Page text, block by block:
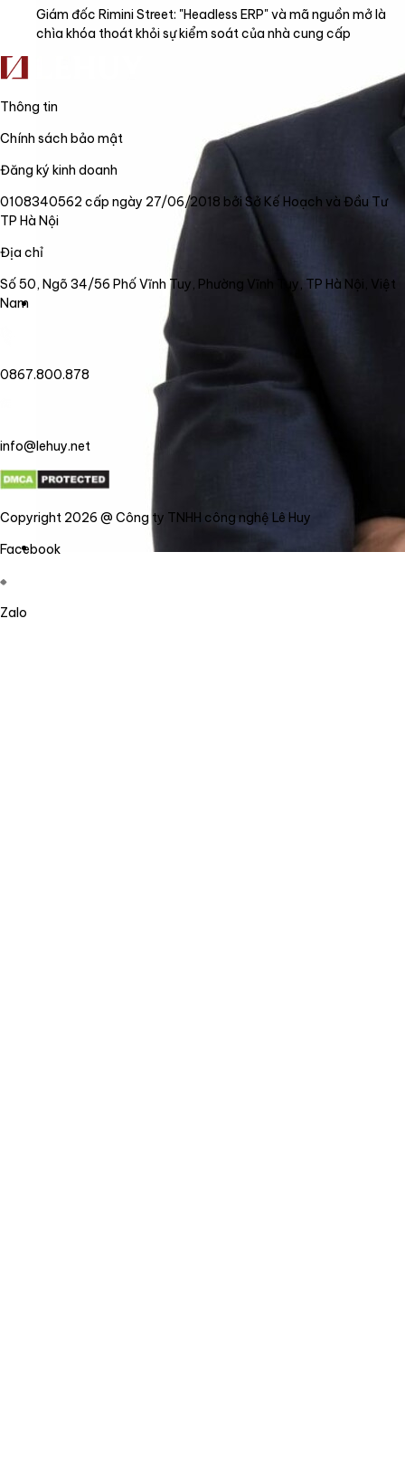
Giám đốc Rimini Street: "Headless ERP" và mã nguồn mở là
chìa khóa thoát khỏi sự kiểm soát của nhà cung cấp
Thông tin
Chính sách bảo mật
Đăng ký kinh doanh
0108340562 cấp ngày 27/06/2018 bởi Sở Kế Hoạch và Đầu Tư
TP Hà Nội
Địa chỉ
Số 50, Ngõ 34/56 Phố Vĩnh Tuy, Phường Vĩnh Tuy, TP Hà Nội, Việt
Nam
0867.800.878
info@lehuy.net
Copyright 2026 @ Công ty TNHH công nghệ Lê Huy
Facebook
Zalo